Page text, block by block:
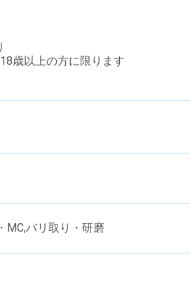
歳以上の方に限ります
MC,バリ取り・研磨